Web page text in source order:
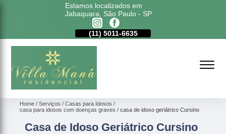
Estamos localizados em
Jabaquara, São Paulo - SP
(11) 5011-6635
Home Serviços
Casas para Idosos
casa para idosos com doenças graves
casa de idoso geriátrico Cursino
Casa de Idoso Geriátrico Cursino